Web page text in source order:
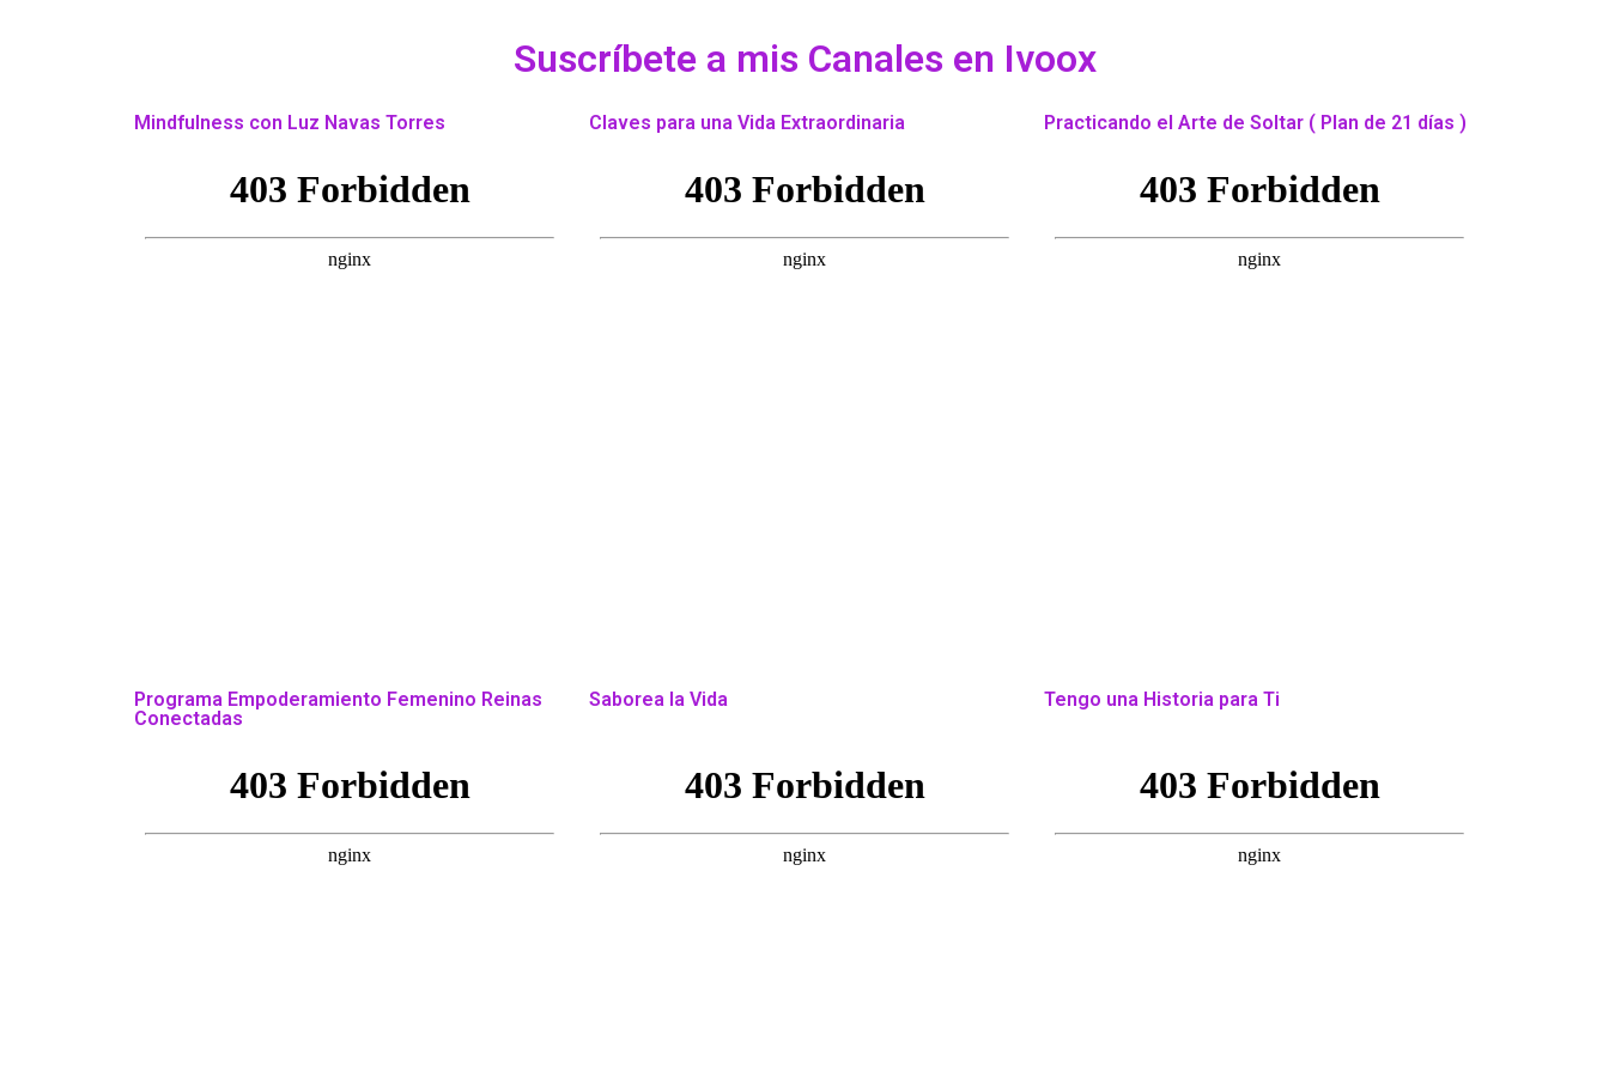
Suscríbete a mis Canales en Ivoox
Mindfulness con Luz Navas Torres Claves para una Vida Extraordinaria Practicando el Arte de Soltar ( Plan de 21 días )
Programa Empoderamiento Femenino Reinas
Conectadas
Saborea la Vida Tengo una Historia para Ti